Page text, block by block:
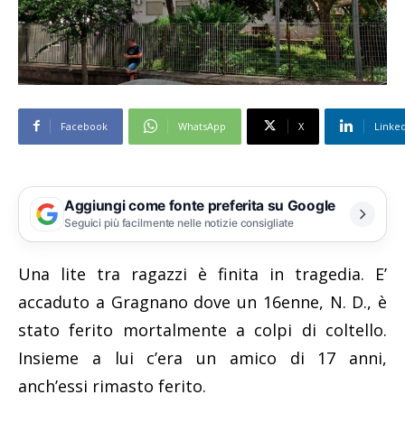
Facebook WhatsApp X
Aggiungi come fonte preferita su Google
Seguici più facilmente nelle notizie consigliate
Una lite tra ragazzi è finita in tragedia. E’
accaduto a Gragnano dove un 16enne, N. D., è
stato ferito mortalmente a colpi di coltello.
Insieme a lui c’era un amico di 17 anni,
anch’essi rimasto ferito.